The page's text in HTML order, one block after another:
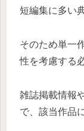
短編集に多い
そのため単一
性を考慮する
雑誌掲載情報
で、該当作品